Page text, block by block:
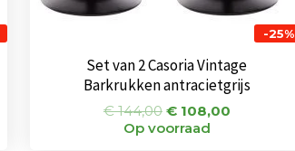
-25%
Set van 2 Casoria Vintage
Barkrukken antracietgrijs
€144,00 €108,00
Op voorraad